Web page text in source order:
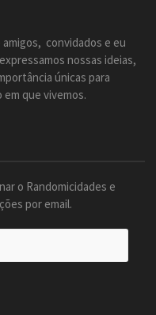
convidados e eu
nossas ideias,
únicas para
que vivemos.
o Randomicidades e
por email.